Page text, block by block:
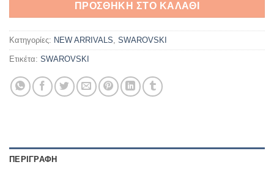
190,00€.
ΠΡΟΣΘΉΚΗ ΣΤΟ ΚΑΛΆΘΙ
Κατηγορίες: NEW ARRIVALS, SWAROVSKI
Ετικέτα: SWAROVSKI
ΠΕΡΙΓΡΑΦΉ